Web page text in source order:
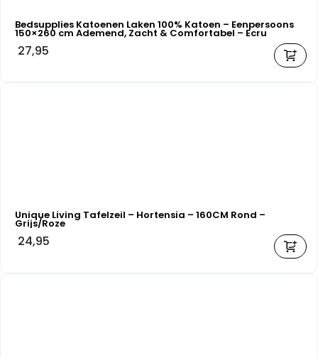
Bedsupplies Katoenen Laken 100% Katoen – Eenpersoons
150×260 cm Ademend, Zacht & Comfortabel – Ecru
27,95
Unique Living Tafelzeil – Hortensia – 160CM Rond –
Grijs/Roze
24,95